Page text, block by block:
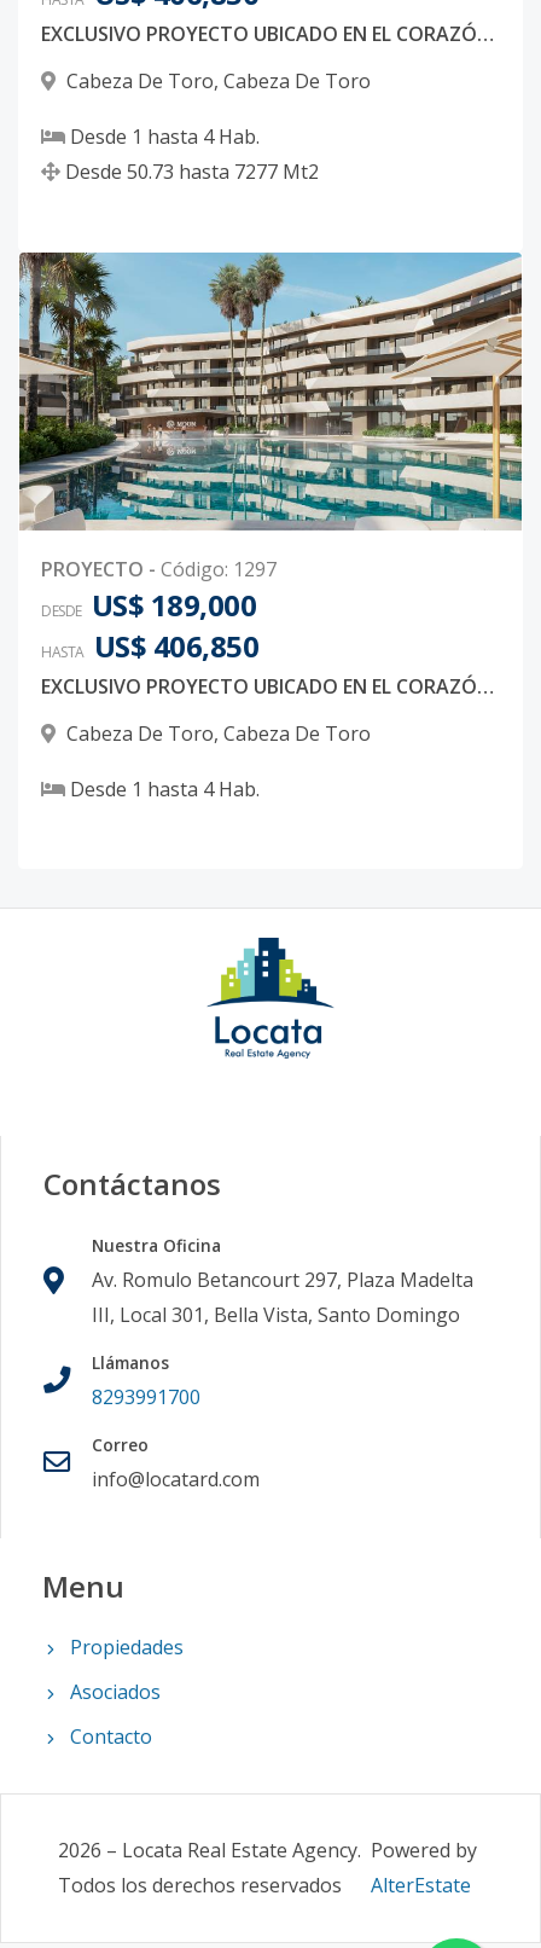
EXCLUSIVO PROYECTO UBICADO EN EL CORAZÓN DE BAVARO EN PUNTA CANA A POCOS MINUTOS DE LA PLAYA
Cabeza De Toro, Cabeza De Toro
Desde 1 hasta 4Hab.
Desde 50.73 hasta 7277 Mt2
PROYECTO - Código: 1297
DESDE US$ 189,000
HASTA US$ 406,850
EXCLUSIVO PROYECTO UBICADO EN EL CORAZÓN DE BAVARO EN PUNTA CANA A POCOS MINUTOS DE LA PLAYA
Cabeza De Toro, Cabeza De Toro
Desde 1 hasta 4Hab.
Contáctanos
Nuestra Oficina
Av. Romulo Betancourt 297, Plaza Madelta
III, Local 301, Bella Vista, Santo Domingo
Llámanos
8293991700
Correo
info@locatard.com
Menu
Propiedades
Asociados
Contacto
2026 – Locata Real Estate Agency.
Todos los derechos reservados
Powered by
AlterEstate